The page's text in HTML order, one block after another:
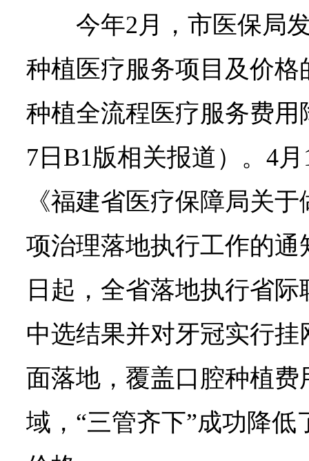
今年2月，市医保局
种植医疗服务项目及价
种植全流程医疗服务费用
7日B1版相关报道）。4
《福建省医疗保障局关
项治理落地执行工作的通
日起，全省落地执行省
中选结果并对牙冠实行
面落地，覆盖口腔种植
域，“三管齐下”成功降